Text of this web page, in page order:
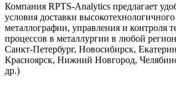
Компания RPTS-Analytics предлагает
условия доставки
металлографии, управления и контроля
процессов в металлургии в любой
Санкт-Петербург, Новосибирск,
Красноярск, Нижний Новгород,
др.)